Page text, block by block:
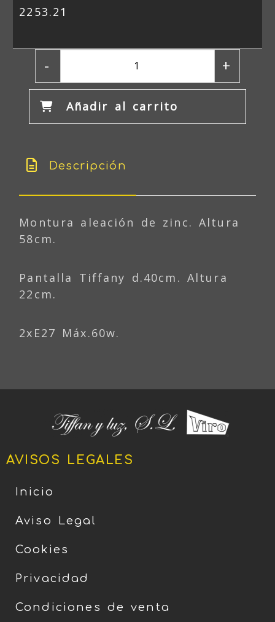
2253.21
- +
Añadir al carrito
Descripción
Montura aleación de zinc. Altura
58cm.
Pantalla Tiffany d.40cm. Altura
22cm.
2xE27 Máx.60w.
AVISOS LEGALES
Inicio
Aviso Legal
Cookies
Privacidad
Condiciones de venta